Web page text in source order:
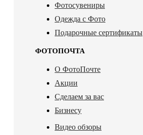
Фотосувениры
Одежда с Фото
Подарочные сертификаты
ФОТОПОЧТА
О ФотоПочте
Акции
Сделаем за вас
Бизнесу
Видео обзоры